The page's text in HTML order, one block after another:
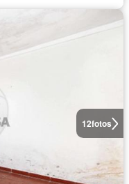
12fotos